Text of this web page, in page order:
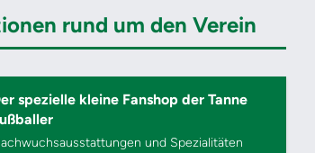
rund um den Verein
spezielle kleine Fanshop der Tanne
und Spezialitäten